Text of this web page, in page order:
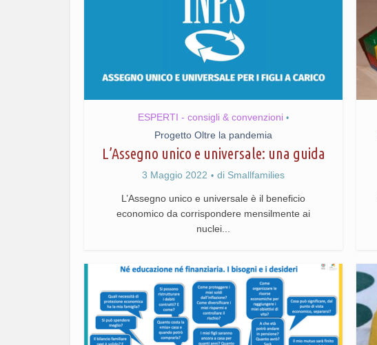
ESPERTI - consigli & convenzioni •
Progetto Oltre la pandemia
L’Assegno unico e universale: una guida
3 Maggio 2022 di Smallfamilies
L’Assegno unico e universale è il beneficio
economico da corrispondere mensilmente ai
nuclei...